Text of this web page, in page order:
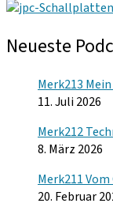
Neueste
Merk213
11. Juli 2026
Merk212
8. März 2026
Merk211
20. Februar